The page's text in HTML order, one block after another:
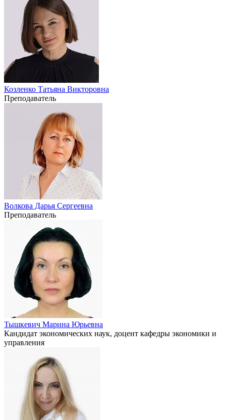
Козленко Татьяна Викторовна
Преподаватель
Волкова Дарья Сергеевна
Преподаватель
Тышкевич Марина Юрьевна
Кандидат экономических наук, доцент кафедры экономики и
управления